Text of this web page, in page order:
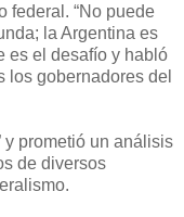
federal. “No puede
la Argentina es
es el desafío y habló
los gobernadores del
y prometió un análisis
de diversos